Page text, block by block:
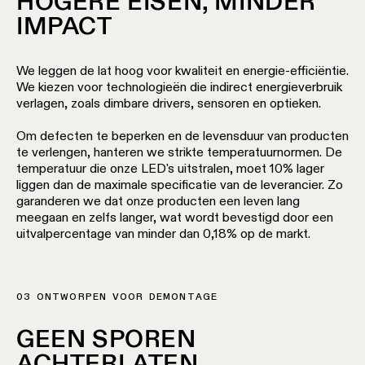
IMPACT
We leggen de lat hoog voor kwaliteit en energie-efficiëntie.
We kiezen voor technologieën die indirect energieverbruik
verlagen, zoals dimbare drivers, sensoren en optieken.
Om defecten te beperken en de levensduur van producten
te verlengen, hanteren we strikte temperatuurnormen. De
temperatuur die onze LED's uitstralen, moet 10% lager
liggen dan de maximale specificatie van de leverancier. Zo
garanderen we dat onze producten een leven lang
meegaan en zelfs langer, wat wordt bevestigd door een
uitvalpercentage van minder dan 0,18% op de markt.
GEEN SPOREN
03 ONTWORPEN VOOR DEMONTAGE